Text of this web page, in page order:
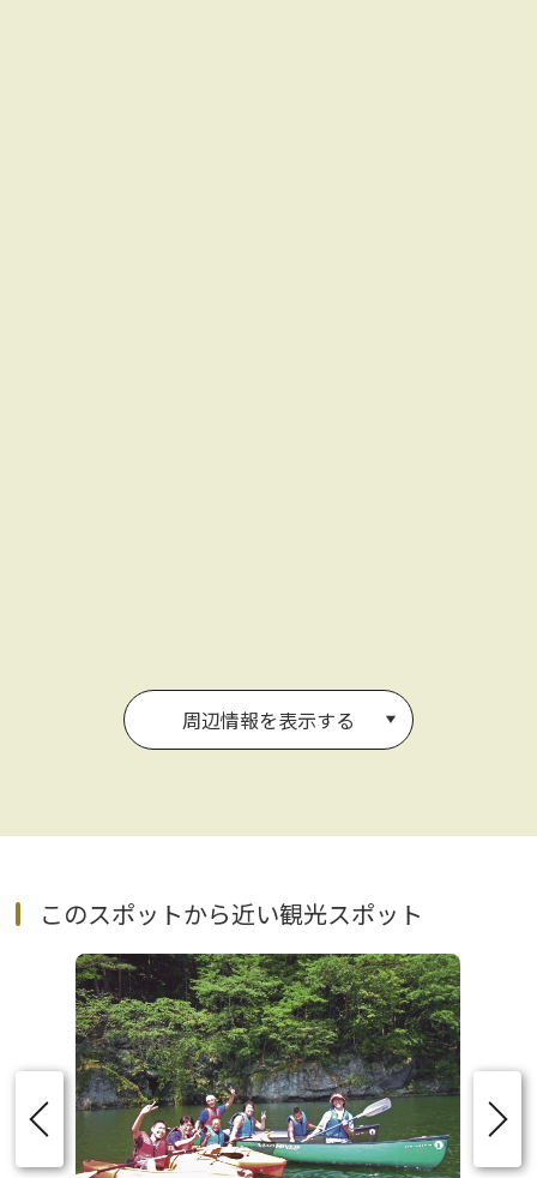
周辺情報を表示する
このスポットから近い観光スポット